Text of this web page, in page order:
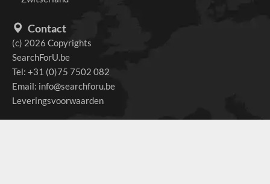
Contact
(c) 2026 Copyrights
SearchForU.be
Tel: +31 (0)75 7502 082
Email: info@searchforu.be
Leveringsvoorwaarden